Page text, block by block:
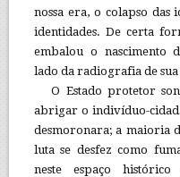
nossa era, o colapso das
identidades. De certa
embalou o nascimento
lado da radiografia de
O Estado protetor
abrigar o indivíduo-
desmoronara; a maioria
luta se desfez como
neste espaço